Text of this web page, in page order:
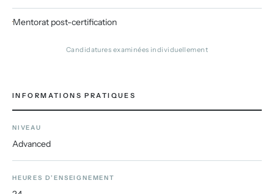
Mentorat post-certification
Candidatures examinées individuellement
INFORMATIONS PRATIQUES
NIVEAU
Advanced
HEURES D’ENSEIGNEMENT